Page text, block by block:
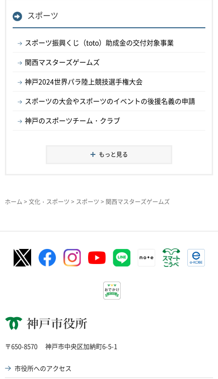
スポーツ
スポーツ振興くじ（toto）助成金の交付対象事業
関西マスターズゲームズ
神戸2024世界パラ陸上競技選手権大会
スポーツの大会やスポーツのイベントの後援名義の申請
神戸のスポーツチーム・クラブ
もっと見る
ホーム > 文化・スポーツ > スポーツ > 関西マスターズゲームズ
神戸市役所
〒650-8570 神戸市中央区加納町6-5-1
市役所へのアクセス